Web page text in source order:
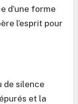
d’une forme
l’esprit pour
de silence
et la